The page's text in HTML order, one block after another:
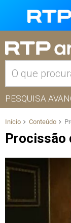
PESQUISA
Início Conteúdo
Procissão